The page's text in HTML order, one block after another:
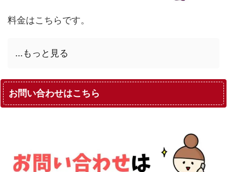
料金はこちらです。
...もっと見る
お問い合わせはこちら